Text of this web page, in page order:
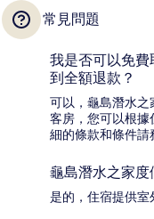
常見問題
我是否可以免
到全額退款？
可以，龜島潛水
客房，您可以根
細的條款和條件請
龜島潛水之家度
是的，住宿提供室